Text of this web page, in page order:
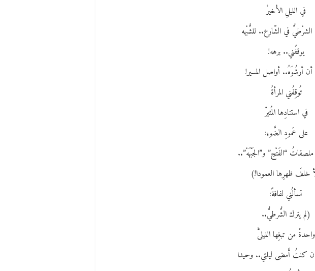
في الليلِ الأخيرْ
الشرْطيُّ في الشّارع.. للشُّبْهه
يوقفُني.. برهه!
أرشُوَهُ.. أواصل المسير!
تُوقِفُني المرأةُ
في استنادِها المُثيرْ
على عَمودِ الضَّوءِ:
“الفَتْحِ” و”الجَبْهَهْ”..
خلفَ ظهرِها العمودا!)
تسألُني لفافةً:
(لم يترك الشُّرطيُّْ..
واحدةً من تبغِها الليلىّْ
كنتُ أَمضى ليلتي.. وحيدا